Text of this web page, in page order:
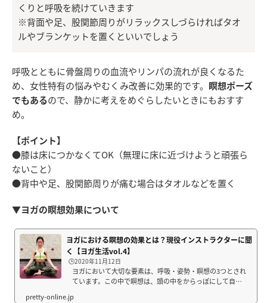
くりと呼吸を続けていきます
※背面や足、股関節周りがリラックスしづらければタオ
ルやブランケットを置くといいでしょう
呼吸とともに骨盤周りの血流やリンパの流れが良くなるた
め、女性特有の悩みやむくみ改善に効果的です。 瞑想ポーズ
でもあるので、静かに考えをめぐらしたいときにもおすす
め。
【ポイント】
●膝は床につかなくてOK（無理に床に近づけようと頑張ら
ないこと）
●背中や足、股関節周りが痛む場合はタオルなどを置く
▼ヨガの瞑想効果について
ヨガにおける瞑想の効果とは？現役インストラクターに聞
く【ヨガ生活vol.4】
🕒️2020年11月12日
ヨガにおいて大切な要素は、呼吸・姿勢・瞑想の3つとされ
ています。この中で瞑想は、頭の中をからっぽにして自分